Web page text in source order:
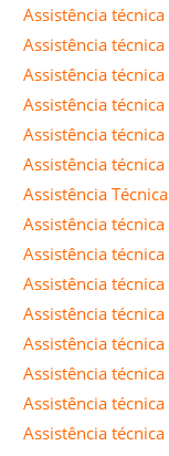
Assistência
Assistência
Assistência
Assistência
Assistência
Assistência
Assistência
Assistência
Assistência
Assistência
Assistência
Assistência
Assistência
Assistência
Assistência